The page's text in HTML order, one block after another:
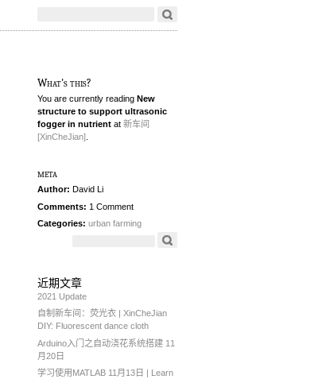
What's this?
You are currently reading New
structure to support ultrasonic
fogger in nutrient at 新车间
[XinCheJian]
meta
Author: David Li
Comments: 1 Comment
Categories: urban farming
近期文章
2021 Update
自制新车间：荧光衣 | XinCheJian
DIY: Fluorescent dance cloth
Arduino入门之自动浇花系统搭建 11
月20日
学习使用MATLAB 11月13日 | Learn